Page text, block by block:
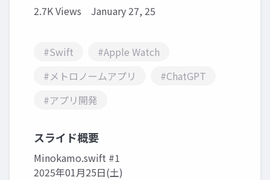
2.7K Views January 27, 25
#Swift
#Apple Watch
#メトロノームアプリ
#ChatGPT
#アプリ開発
スライド概要
Minokamo.swift #1
2025年01月25日(土)